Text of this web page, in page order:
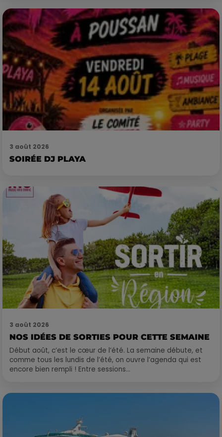
3 août 2026
SOIRÉE DJ PLAYA
3 août 2026
NOS IDÉES DE SORTIES POUR CETTE SEMAINE
Début août, c’est le cœur de l’été. La semaine débute, et
comme tous les lundis de l’été, on ouvre l’agenda qui est
encore bien rempli ! Entre sessions...